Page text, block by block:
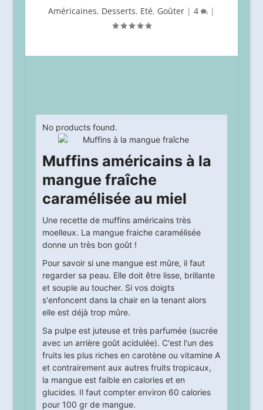
Américaines, Desserts, Eté, Goûter| 4 |
No products found.
Muffins américains à la
mangue fraîche
caramélisée au miel
Une recette de muffins américains très
moelleux. La mangue fraiche caramélisée
donne un très bon goût !
Pour savoir si une mangue est mûre, il faut
regarder sa peau. Elle doit être lisse, brillante
et souple au toucher. Si vos doigts
s'enfoncent dans la chair en la tenant alors
elle est déjà trop mûre.
Sa pulpe est juteuse et très parfumée (sucrée
avec un arrière goût acidulée). C'est l'un des
fruits les plus riches en carotène ou vitamine A
et contrairement aux autres fruits tropicaux,
la mangue est faible en calories et en
glucides. Il faut compter environ 60 calories
pour 100 gr de mangue.